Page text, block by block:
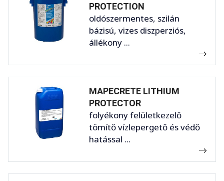
PROTECTION
oldószermentes, szilán
bázisú, vizes diszperziós,
állékony ...
MAPECRETE LITHIUM
PROTECTOR
folyékony felületkezelő
tömítő vízlepergető és védő
hatással ...